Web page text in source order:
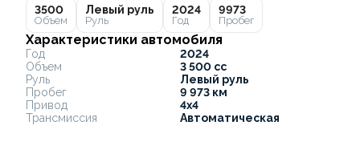
3500
Объем
Левый руль
Руль
2024
Год
9973
Пробег
Характеристики автомобиля
Год
2024
Объем
3 500 cc
Руль
Левый руль
Пробег
9 973 км
Привод
4x4
Трансмиссия
Автоматическая